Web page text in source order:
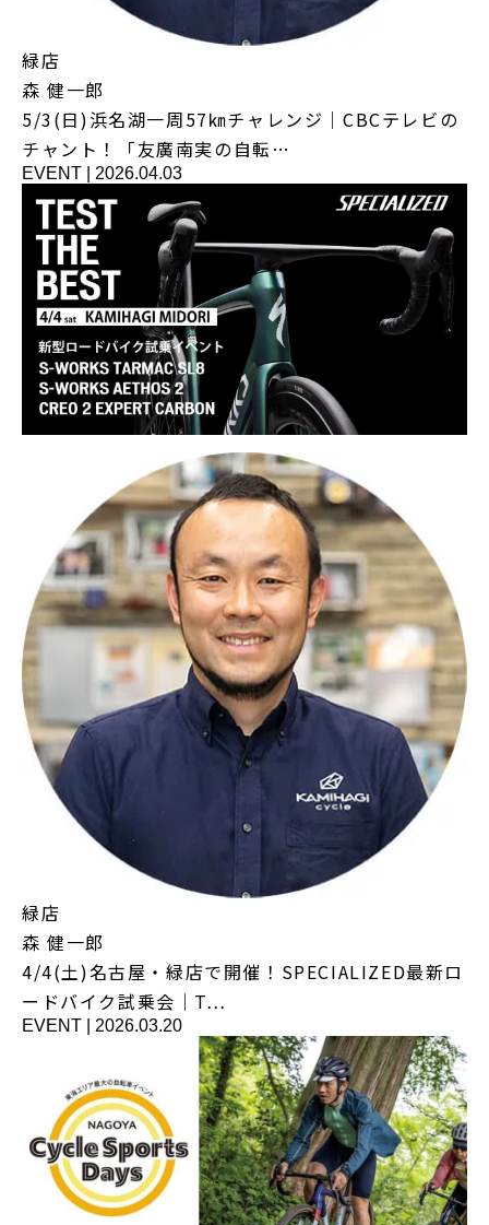
緑店
森 健一郎
5/3(日)浜名湖一周57㎞チャレンジ｜CBCテレビの
チャント！「友廣南実の自転…
EVENT 2026.04.03
緑店
森 健一郎
4/4(土)名古屋・緑店で開催！SPECIALIZED最新ロ
ードバイク試乗会｜T…
EVENT 2026.03.20